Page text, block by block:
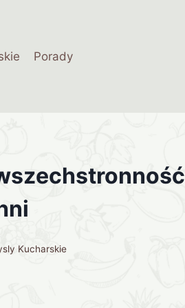
Porady
Kucharskie